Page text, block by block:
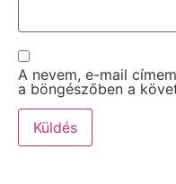
A nevem, e-mail
a böngészőben a